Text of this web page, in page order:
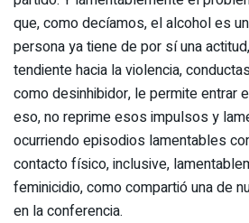
que, como decíamos, el alcohol es
persona ya tiene de por sí una
tendiente hacia la violencia,
como desinhibidor, le permite entrar
eso, no reprime esos impulsos y
ocurriendo episodios lamentables
contacto físico, inclusive,
feminicidio, como compartió una de
en la conferencia.